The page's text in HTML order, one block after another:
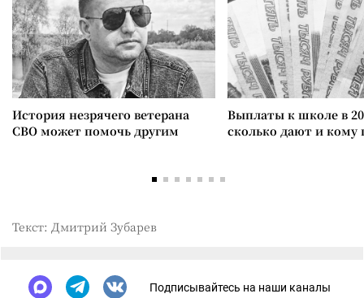
История незрячего ветерана
СВО может помочь другим
Выплаты к школе в
сколько дают и
Текст: Дмитрий Зубарев
Подписывайтесь на наши каналы